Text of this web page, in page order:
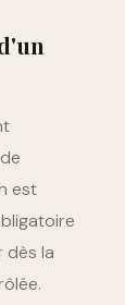
est
dès la